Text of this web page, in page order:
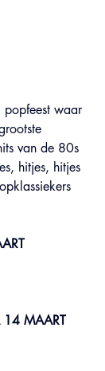
popfeest waar
van de 80s
hitjes, hitjes
14 MAART